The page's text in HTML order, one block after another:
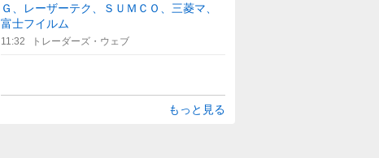
Ｇ、レーザーテク、ＳＵＭＣＯ、三菱マ、
富士フイルム
11:32 トレーダーズ・ウェブ
もっと見る